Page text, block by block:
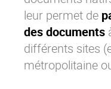
leur permet de
des documents
différents sites
métropolitaine